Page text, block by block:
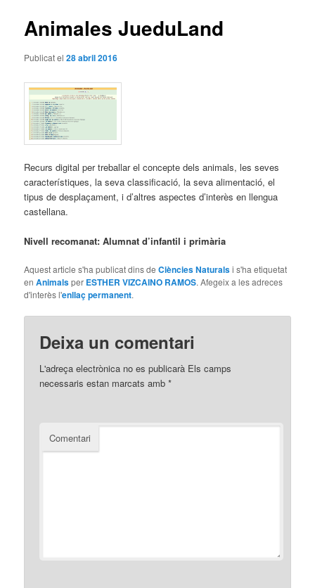
Animales JueduLand
Publicat el28 abril 2016
Recurs digital per treballar el concepte dels animals, les seves
característiques, la seva classificació, la seva alimentació, el
tipus de desplaçament, i d’altres aspectes d’interès en llengua
castellana.
Nivell recomanat: Alumnat d’infantil i primària
Aquest article s'ha publicat dins deCiències Naturalsi s'ha etiquetat
enAnimalsper ESTHER VIZCAINO RAMOS. Afegeix a les adreces
d'interès l'enllaç permanent.
Deixa un comentari
L'adreça electrònica no es publicarà Els camps
necessaris estan marcats amb*
Comentari